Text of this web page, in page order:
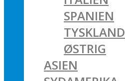
SPANIEN
TYSKLAND
ØSTRIG
ASIEN